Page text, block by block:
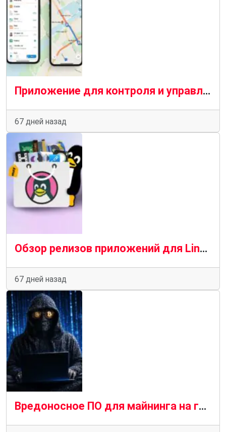
Приложение для контроля и управления мобильными сотрудниками
67 дней назад
Обзор релизов приложений для Linux (май 2026)
67 дней назад
Вредоносное ПО для майнинга на графических процессорах распространяется с помощью SEO-отравления и чат-ботов с искусственным интеллектом